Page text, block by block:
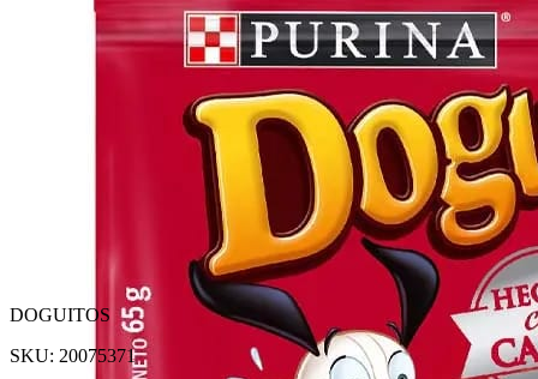
DOGUITOS
SKU: 20075371